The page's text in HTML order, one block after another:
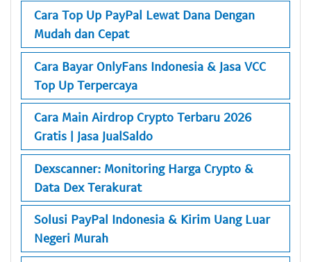
Cara Top Up PayPal Lewat Dana Dengan
Mudah dan Cepat
Cara Bayar OnlyFans Indonesia & Jasa VCC
Top Up Terpercaya
Cara Main Airdrop Crypto Terbaru 2026
Gratis | Jasa JualSaldo
Dexscanner: Monitoring Harga Crypto &
Data Dex Terakurat
Solusi PayPal Indonesia & Kirim Uang Luar
Negeri Murah